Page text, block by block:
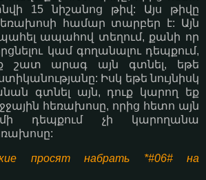
15 նիշանոց թիվ: Այս թիվը
հեռախոսի համար տարբեր է: Այն
ապահով տեղում, քանի որ
կամ գողանալու դեպքում,
շատ արագ այն գտնել, եթե
Իսկ եթե նույնիսկ
գտնել այն, դուք կարող եք
հեռախոսը, որից հետո այն
դեպքում չի կարողանա
просят набрать *#06# на